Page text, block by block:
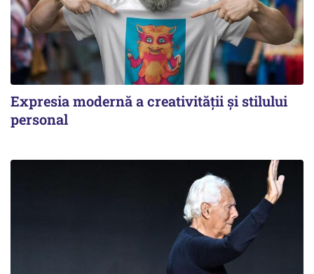
Expresia modernă a creativității și stilului
personal